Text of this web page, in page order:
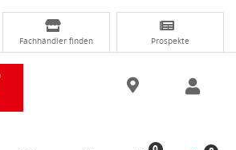
Fachhändler finden Prospekte